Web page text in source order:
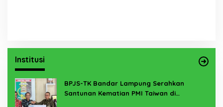
Institusi
BPJS-TK Bandar Lampung Serahkan
Santunan Kematian PMI Taiwan di